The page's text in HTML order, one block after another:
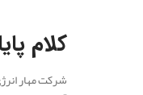
کلام
شرکت مهار